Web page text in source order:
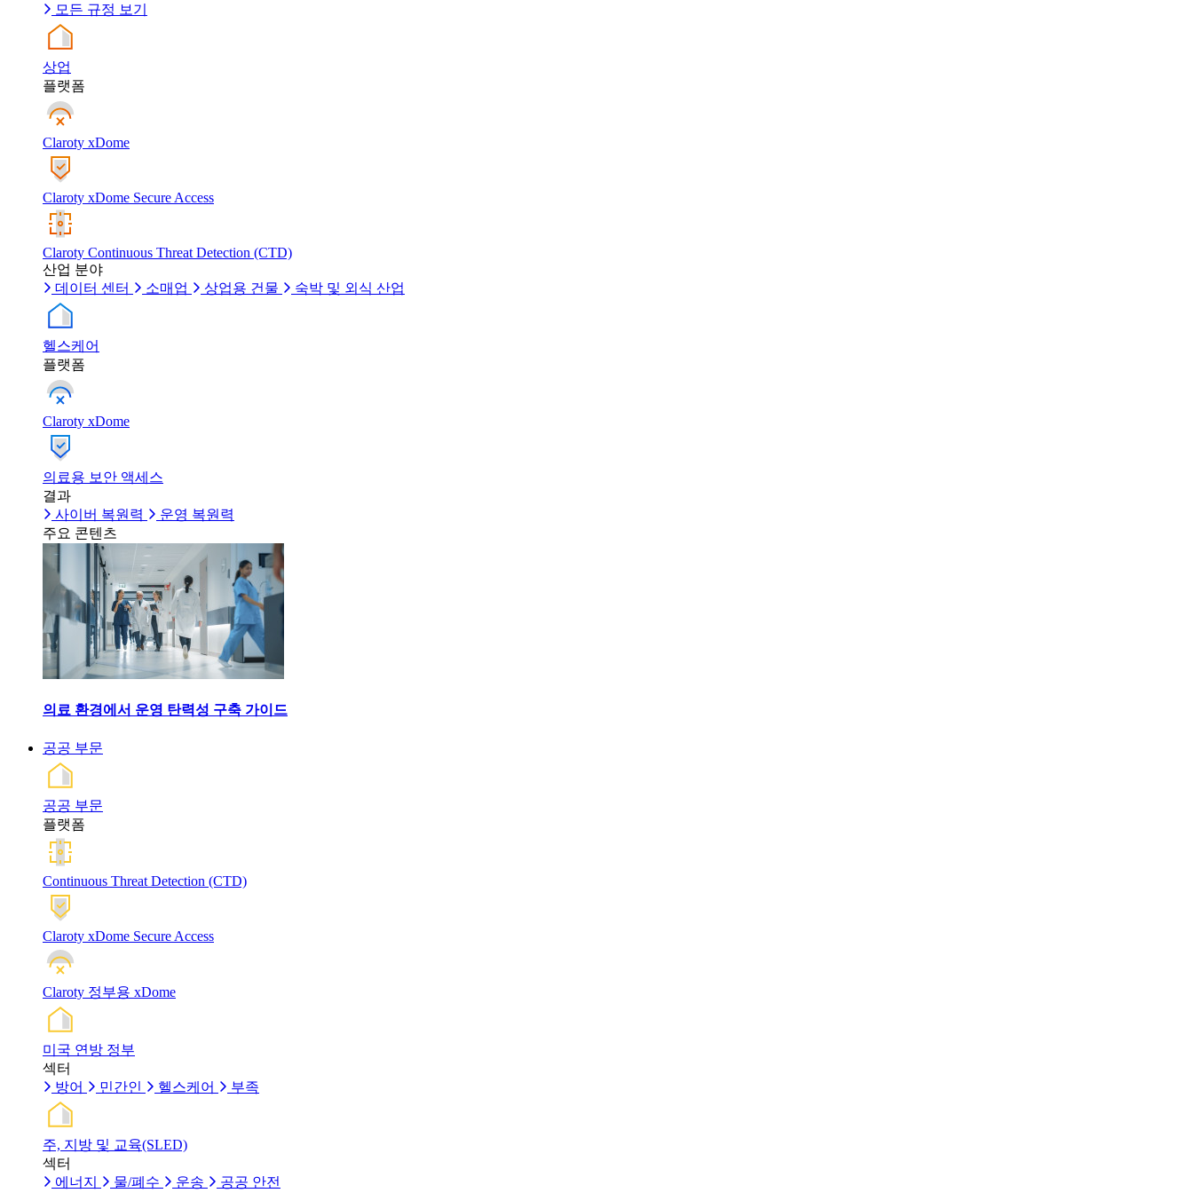
모든 규정 보기
상업
플랫폼
Claroty xDome
Claroty xDome Secure Access
Claroty Continuous Threat Detection (CTD)
산업 분야
데이터 센터
소매업 상업용 건물 숙박 및 외식 산업
헬스케어
플랫폼
Claroty xDome
의료용 보안 액세스
결과
사이버 복원력
운영 복원력
주요 콘텐츠
의료 환경에서 운영 탄력성 구축 가이드
공공 부문
공공 부문
플랫폼
Continuous Threat Detection (CTD)
Claroty xDome Secure Access
Claroty 정부용 xDome
미국 연방 정부
섹터
방어
민간인 헬스케어 부족
주, 지방 및 교육(SLED)
섹터
에너지
물/폐수 운송 공공 안전